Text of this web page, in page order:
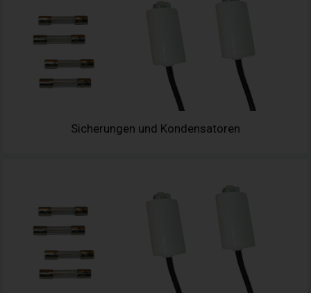
Sicherungen und Kondensatoren